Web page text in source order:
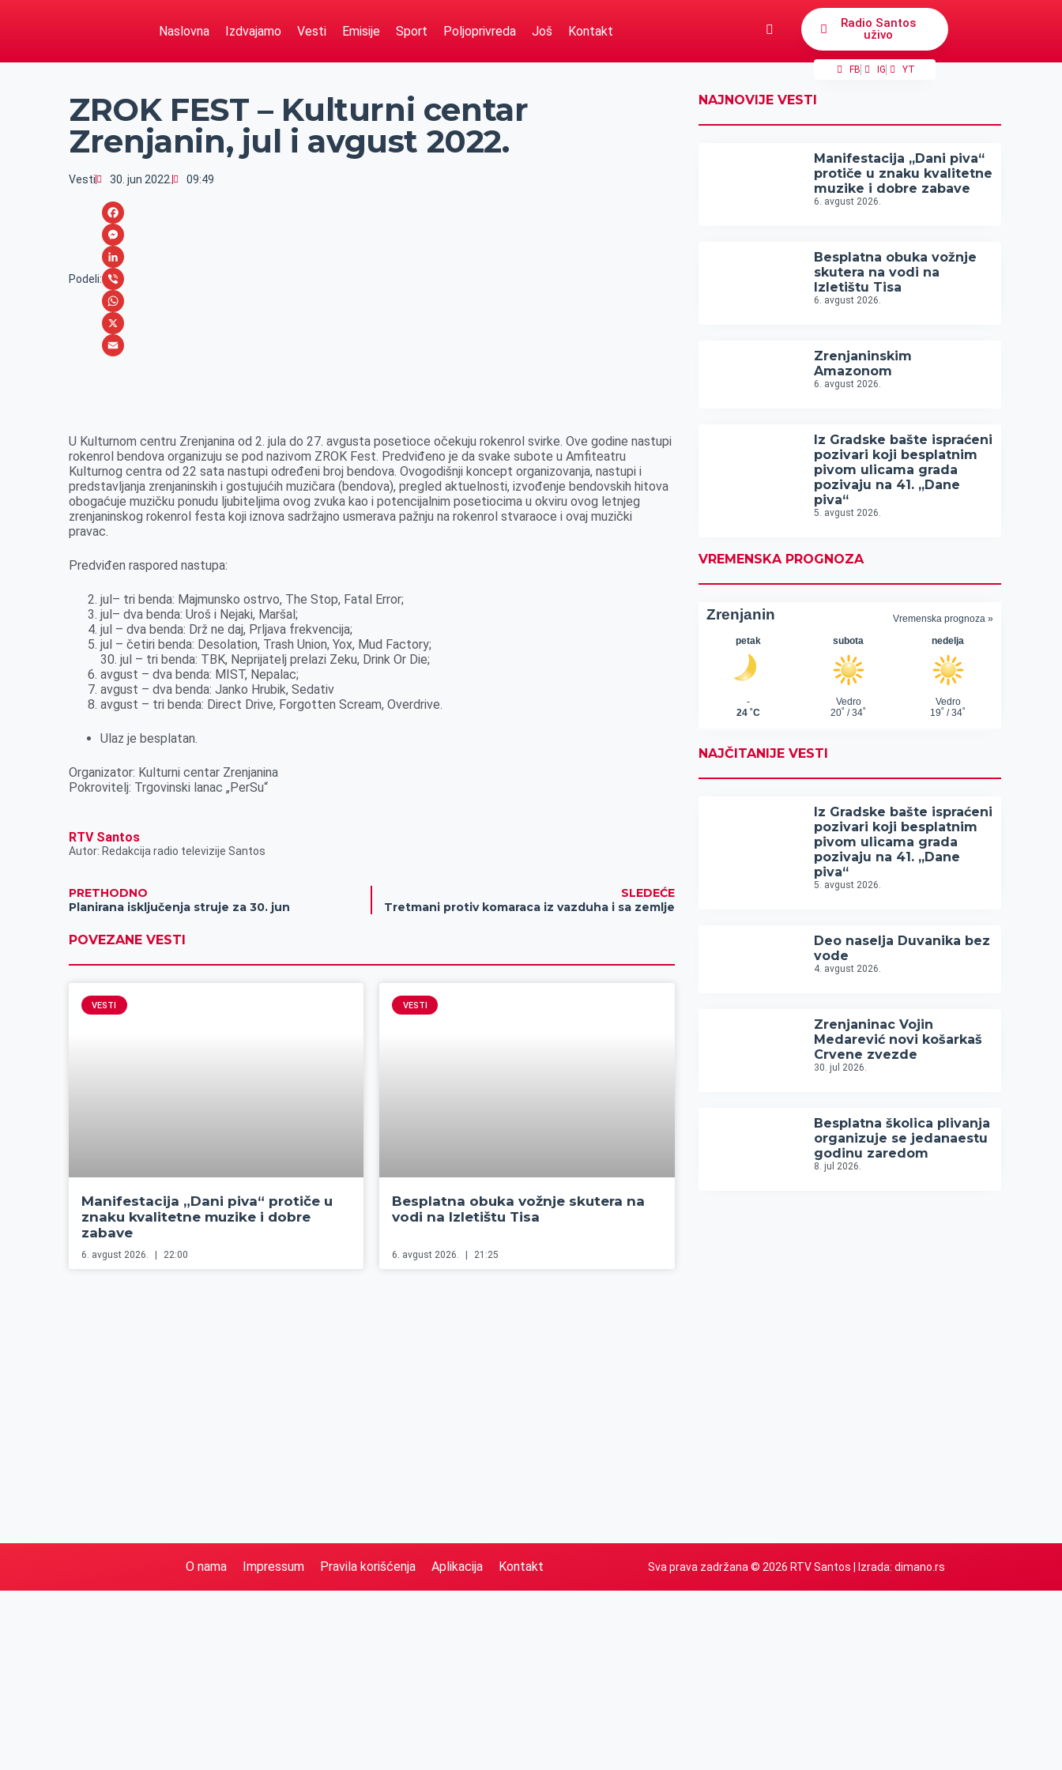
Naslovna Izdvajamo Vesti Emisije Sport Poljoprivreda Još Kontakt
Radio Santos
uživo
FB IG YT
ZROK FEST – Kulturni centar
Zrenjanin, jul i avgust 2022.
Vesti 30. jun 2022. 09:49
Podeli:
F
a
c
e
b
o
M
e
s
s
e
L
i
n
k
V
i
b
W
h
p
p
X
l
U Kulturnom centru Zrenjanina od 2. jula do 27. avgusta posetioce očekuju rokenrol svirke. Ove godine nastupi
rokenrol bendova organizuju se pod nazivom ZROK Fest. Predviđeno je da svake subote u Amfiteatru
Kulturnog centra od 22 sata nastupi određeni broj bendova. Ovogodišnji koncept organizovanja, nastupi i
predstavljanja zrenjaninskih i gostujućih muzičara (bendova), pregled aktuelnosti, izvođenje bendovskih hitova
obogaćuje muzičku ponudu ljubiteljima ovog zvuka kao i potencijalnim posetiocima u okviru ovog letnjeg
zrenjaninskog rokenrol festa koji iznova sadržajno usmerava pažnju na rokenrol stvaraoce i ovaj muzički
pravac.
Predviđen raspored nastupa:
jul– tri benda: Majmunsko ostrvo, The Stop, Fatal Error;
jul– dva benda: Uroš i Nejaki, Maršal;
jul – dva benda: Drž ne daj, Prljava frekvencija;
jul – četiri benda: Desolation, Trash Union, Yox, Mud Factory;
30. jul – tri benda: TBK, Neprijatelj prelazi Zeku, Drink Or Die;
avgust – dva benda: MIST, Nepalac;
avgust – dva benda: Janko Hrubik, Sedativ
avgust – tri benda: Direct Drive, Forgotten Scream, Overdrive.
Ulaz je besplatan.
Organizator: Kulturni centar Zrenjanina
Pokrovitelj: Trgovinski lanac „PerSu“
RTV Santos
Autor: Redakcija radio televizije Santos
PRETHODNO
Planirana isključenja struje za 30. jun
SLEDEĆE
Tretmani protiv komaraca iz vazduha i sa zemlje
POVEZANE VESTI
VESTI
Manifestacija „Dani piva“ protiče u
znaku kvalitetne muzike i dobre
zabave
6. avgust 2026. 22:00
VESTI
Besplatna obuka vožnje skutera na
vodi na Izletištu Tisa
6. avgust 2026. 21:25
NAJNOVIJE VESTI
Manifestacija „Dani piva“
protiče u znaku kvalitetne
muzike i dobre zabave
6. avgust 2026.
Besplatna obuka vožnje
skutera na vodi na
Izletištu Tisa
6. avgust 2026.
Zrenjaninskim
Amazonom
6. avgust 2026.
Iz Gradske bašte ispraćeni
pozivari koji besplatnim
pivom ulicama grada
pozivaju na 41. „Dane
piva“
5. avgust 2026.
VREMENSKA PROGNOZA
NAJČITANIJE VESTI
Iz Gradske bašte ispraćeni
pozivari koji besplatnim
pivom ulicama grada
pozivaju na 41. „Dane
piva“
5. avgust 2026.
Deo naselja Duvanika bez
vode
4. avgust 2026.
Zrenjaninac Vojin
Medarević novi košarkaš
Crvene zvezde
30. jul 2026.
Besplatna školica plivanja
organizuje se jedanaestu
godinu zaredom
8. jul 2026.
O nama Impressum Pravila korišćenja Aplikacija Kontakt Sva prava zadržana © 2026 RTV Santos | Izrada: dimano.rs